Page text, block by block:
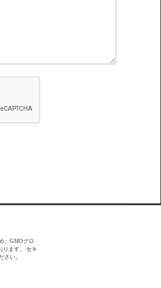
、GMOグロ
ります。 セキ
さい。